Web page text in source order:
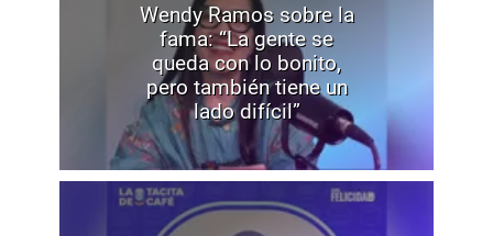
Wendy Ramos sobre la
fama: “La gente se
queda con lo bonito,
pero también tiene un
lado difícil”